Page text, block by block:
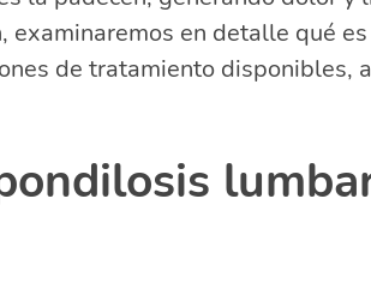
examinaremos en detalle qué
de tratamiento disponibles,